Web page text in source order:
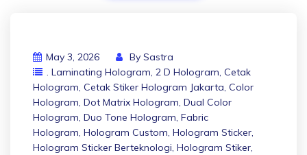
May 3, 2026 By Sastra
. Laminating Hologram, 2 D Hologram, Cetak
Hologram, Cetak Stiker Hologram Jakarta, Color
Hologram, Dot Matrix Hologram, Dual Color
Hologram, Duo Tone Hologram, Fabric
Hologram, Hologram Custom, Hologram Sticker,
Hologram Sticker Berteknologi, Hologram Stiker,